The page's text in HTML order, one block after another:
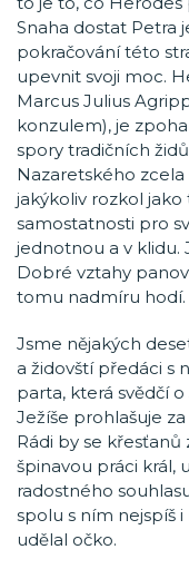
Snaha dostat Petra
pokračování této
upevnit svoji moc.
Marcus Julius
konzulem), je
spory tradičních
Nazaretského zcela
jakýkoliv rozkol jako
samostatnosti pro
jednotnou a v klidu.
Dobré vztahy
tomu nadmíru hodí.
Jsme nějakých
a židovští předáci s
parta, která svědčí
Ježíše prohlašuje
Rádi by se křesťanů
špinavou práci král,
radostného
spolu s ním nejspíš
udělal očko.